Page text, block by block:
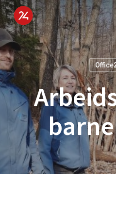
Skip
to
main
content